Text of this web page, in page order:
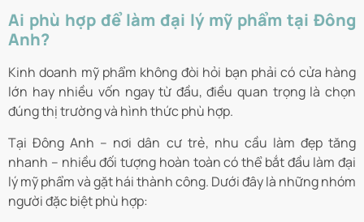
Ai phù hợp để làm đại lý mỹ phẩm tại Đông
Anh?
Kinh doanh mỹ phẩm không đòi hỏi bạn phải có cửa hàng
lớn hay nhiều vốn ngay từ đầu, điều quan trọng là chọn
đúng thị trường và hình thức phù hợp.
Tại Đông Anh – nơi dân cư trẻ, nhu cầu làm đẹp tăng
nhanh – nhiều đối tượng hoàn toàn có thể bắt đầu làm đại
lý mỹ phẩm và gặt hái thành công. Dưới đây là những nhóm
người đặc biệt phù hợp: